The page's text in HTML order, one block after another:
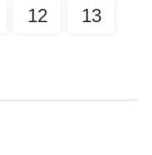
12
13